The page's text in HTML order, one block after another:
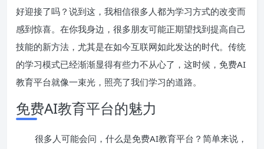
好迎接了吗？说到这，我相信很多人都为学习方式的改变而
感到惊喜。在你我身边，很多朋友可能正期望找到提高自己
技能的新方法，尤其是在如今互联网如此发达的时代。传统
的学习模式已经渐渐显得有些力不从心了，这时候，免费AI
教育平台就像一束光，照亮了我们学习的道路。
免费AI教育平台的魅力
很多人可能会问，什么是免费AI教育平台？简单来说，